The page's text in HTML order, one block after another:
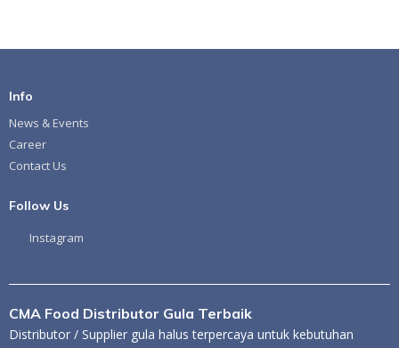
Info
News & Events
Career
Contact Us
Follow Us
Instagram
CMA Food Distributor Gula Terbaik
Distributor / Supplier gula halus terpercaya untuk kebutuhan